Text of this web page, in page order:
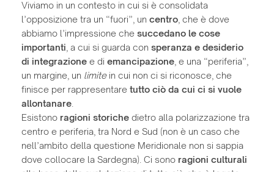
Viviamo in un contesto in cui si è consolidata
l’opposizione tra un “fuori”, un centro, che è dove
abbiamo l’impressione che succedano le cose
importanti , a cui si guarda con speranza e desiderio
di integrazionee di emancipazione, e una “periferia”,
un margine, un limitein cui non ci si riconosce, che
finisce per rappresentare tutto ciò da cui ci si vuole
allontanare.
Esistono ragioni storichedietro alla polarizzazione tra
centro e periferia, tra Nord e Sud (non è un caso che
nell’ambito della questione Meridionale non si sappia
dove collocare la Sardegna). Ci sono ragioni culturali